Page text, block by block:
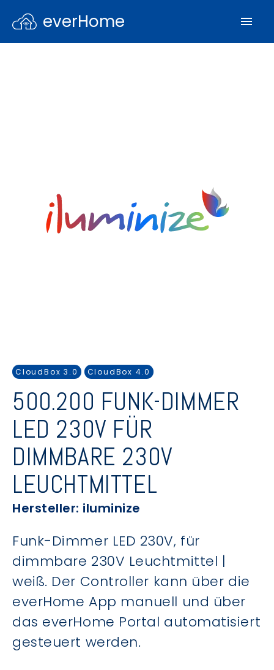
everHome
CloudBox 3.0 CloudBox 4.0
500.200 FUNK-DIMMER
LED 230V FÜR
DIMMBARE 230V
LEUCHTMITTEL
Hersteller: iluminize
Funk-Dimmer LED 230V, für
dimmbare 230V Leuchtmittel |
weiß. Der Controller kann über die
everHome App manuell und über
das everHome Portal automatisiert
gesteuert werden.